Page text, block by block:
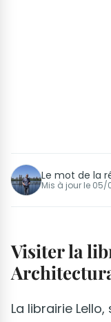
Le mot de la
Mis à jour le 05/
Visiter la
La librairie